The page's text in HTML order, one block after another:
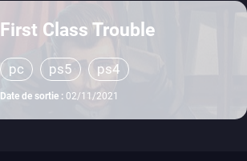
First Class Trouble
pc ps5 ps4
Date de sortie : 02/11/2021